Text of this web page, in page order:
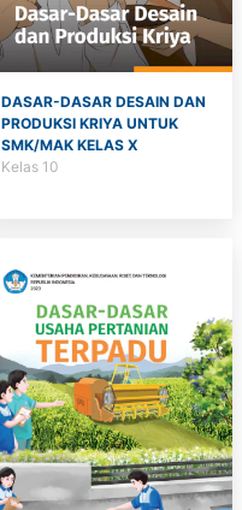
DASAR-DASAR DESAIN DAN
PRODUKSI KRIYA UNTUK
SMK/MAK KELAS X
Kelas 10